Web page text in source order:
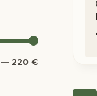
Min.
Max.
— 220 €